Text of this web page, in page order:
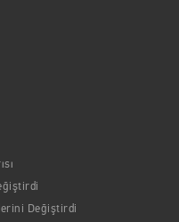
Değiştirdi